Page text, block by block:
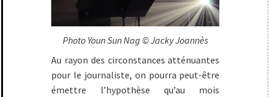
Photo Youn Sun Nag © Jacky Joannès
Au rayon des circonstances atténuantes
pour le journaliste, on pourra peut-être
émettre l’hypothèse qu’au mois